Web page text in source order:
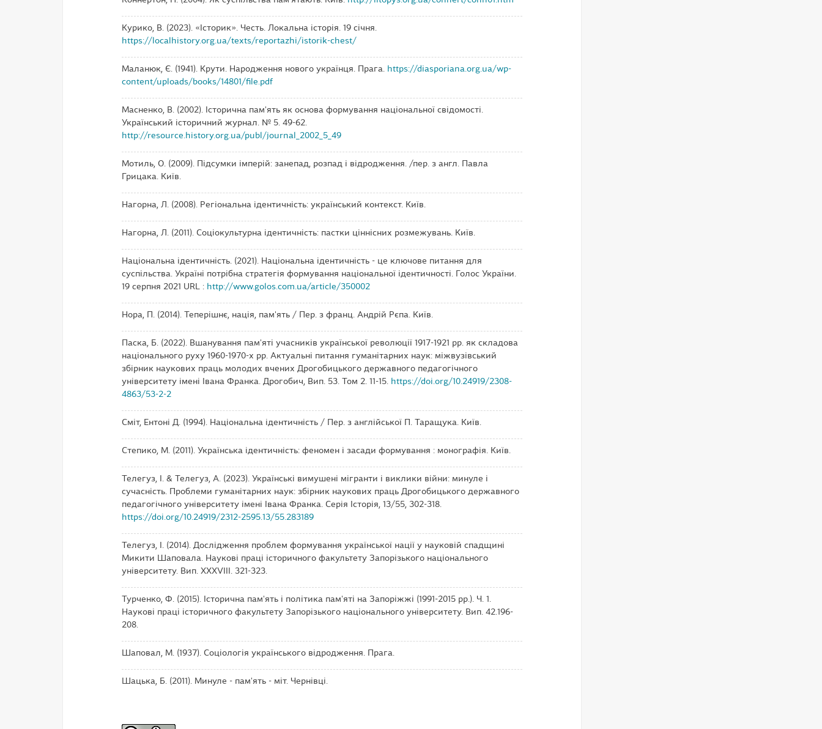
Курико, В. (2023). «Історик». Честь. Локальна історія. 19 січня.
https://localhistory.org.ua/texts/reportazhi/istorik-chest/
Маланюк, Є. (1941). Крути. Народження нового українця. Прага.
https://diasporiana.org.ua/wp-
content/uploads/books/14801/file.pdf
Масненко, В. (2002). Історична пам'ять як основа формування національної свідомості.
Український історичний журнал. № 5. 49-62.
http://resource.history.org.ua/publ/journal_2002_5_49
Мотиль, О. (2009). Підсумки імперій: занепад, розпад і відродження. /пер. з англ. Павла
Грицака. Київ.
Нагорна, Л. (2008). Регіональна ідентичність: український контекст. Київ.
Нагорна, Л. (2011). Соціокультурна ідентичність: пастки ціннісних розмежувань. Київ.
Національна ідентичність. (2021). Національна ідентичність - це ключове питання для
суспільства. Україні потрібна стратегія формування національної ідентичності. Голос України.
19 серпня 2021 URL : http://www.golos.com.ua/article/350002
Нора, П. (2014). Теперішнє, нація, пам'ять / Пер. з франц. Андрій Рєпа. Київ.
Паска, Б. (2022). Вшанування пам'яті учасників української революції 1917-1921 рр. як складова
національного руху 1960-1970-х рр. Актуальні питання гуманітарних наук: міжвузівський
збірник наукових праць молодих вчених Дрогобицького державного педагогічного
університету імені Івана Франка. Дрогобич, Вип. 53. Том 2. 11-15.
https://doi.org/10.24919/2308-
4863/53-2-2
Сміт, Ентоні Д. (1994). Національна ідентичність / Пер. з англійської П. Таращука. Київ.
Степико, М. (2011). Українська ідентичність: феномен і засади формування : монографія. Київ.
Телегуз, І. & Телегуз, А. (2023). Українські вимушені мігранти і виклики війни: минуле і
сучасність. Проблеми гуманітарних наук: збірник наукових праць Дрогобицького державного
педагогічного університету імені Івана Франка. Серія Історія, 13/55, 302-318.
https://doi.org/10.24919/2312-2595.13/55.283189
Телегуз, І. (2014). Дослідження проблем формування української нації у науковій спадщині
Микити Шаповала. Наукові праці історичного факультету Запорізького національного
університету. Вип. ХХХVІІІ. 321-323.
Турченко, Ф. (2015). Історична пам'ять і політика пам'яті на Запоріжжі (1991-2015 рр.). Ч. 1.
Наукові праці історичного факультету Запорізького національного університету. Вип. 42.196-
208.
Шаповал, М. (1937). Соціологія українського відродження. Прага.
Шацька, Б. (2011). Минуле - пам'ять - міт. Чернівці.